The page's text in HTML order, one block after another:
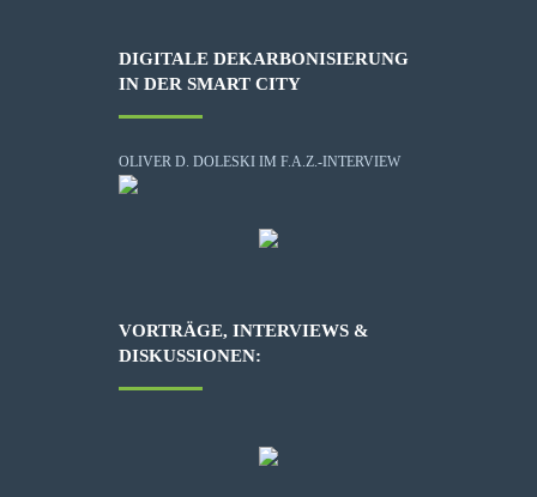
DIGITALE DEKARBONISIERUNG
IN DER SMART CITY
OLIVER D. DOLESKI IM F.A.Z.-INTERVIEW
VORTRÄGE, INTERVIEWS &
DISKUSSIONEN: